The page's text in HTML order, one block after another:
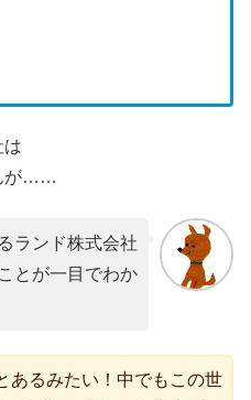
は
が……
ランド株式会社
とが一目でわか
あるみたい！中でもこの世